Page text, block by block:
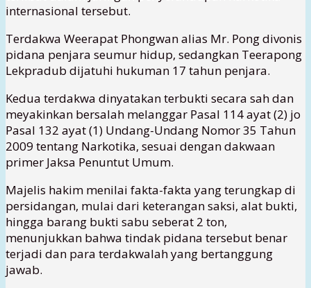
internasional tersebut.
Terdakwa Weerapat Phongwan alias Mr. Pong divonis
pidana penjara seumur hidup, sedangkan Teerapong
Lekpradub dijatuhi hukuman 17 tahun penjara.
Kedua terdakwa dinyatakan terbukti secara sah dan
meyakinkan bersalah melanggar Pasal 114 ayat (2) jo
Pasal 132 ayat (1) Undang-Undang Nomor 35 Tahun
2009 tentang Narkotika, sesuai dengan dakwaan
primer Jaksa Penuntut Umum.
Majelis hakim menilai fakta-fakta yang terungkap di
persidangan, mulai dari keterangan saksi, alat bukti,
hingga barang bukti sabu seberat 2 ton,
menunjukkan bahwa tindak pidana tersebut benar
terjadi dan para terdakwalah yang bertanggung
jawab.